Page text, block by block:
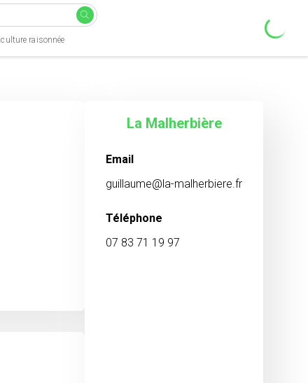
raisonnée
La Malherbière
Email
guillaume@la-malherbiere.fr
Téléphone
07 83 71 19 97